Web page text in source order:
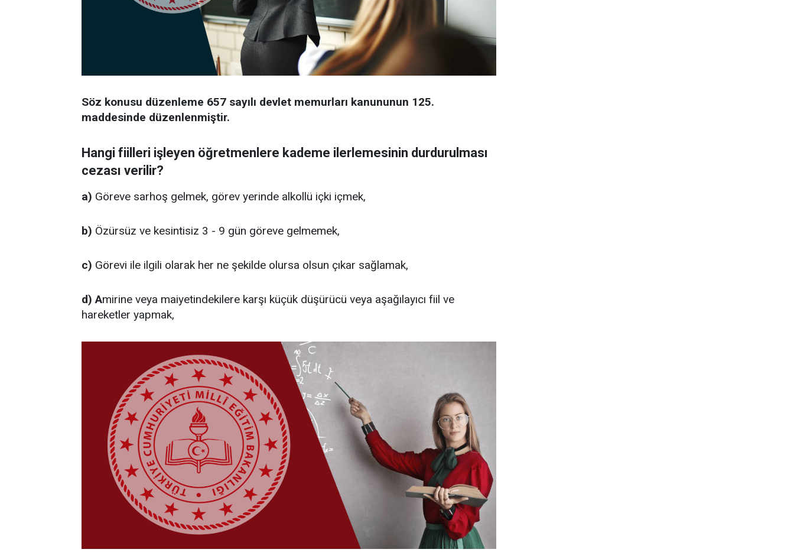
Söz konusu düzenleme 657 sayılı devlet memurları kanununun 125.
maddesinde düzenlenmiştir.
Hangi fiilleri işleyen öğretmenlere kademe ilerlemesinin durdurulması
cezası verilir?
a) Göreve sarhoş gelmek, görev yerinde alkollü içki içmek,
b) Özürsüz ve kesintisiz 3 - 9 gün göreve gelmemek,
c) Görevi ile ilgili olarak her ne şekilde olursa olsun çıkar sağlamak,
d) Amirine veya maiyetindekilere karşı küçük düşürücü veya aşağılayıcı fiil ve
hareketler yapmak,